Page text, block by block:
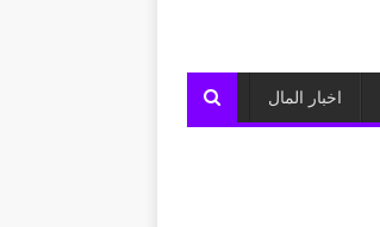
اخبار المال